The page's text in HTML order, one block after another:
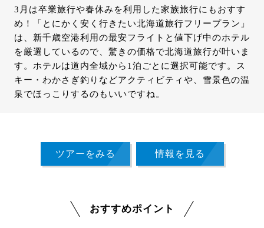
3月は卒業旅行や春休みを利用した家族旅行にもおすす
め！「とにかく安く行きたい北海道旅行フリープラン」
は、新千歳空港利用の最安フライトと値下げ中のホテル
を厳選しているので、驚きの価格で北海道旅行が叶いま
す。ホテルは道内全域から1泊ごとに選択可能です。ス
キー・わかさぎ釣りなどアクティビティや、雪景色の温
泉でほっこりするのもいいですね。
ツアーをみる 情報を見る
おすすめポイント